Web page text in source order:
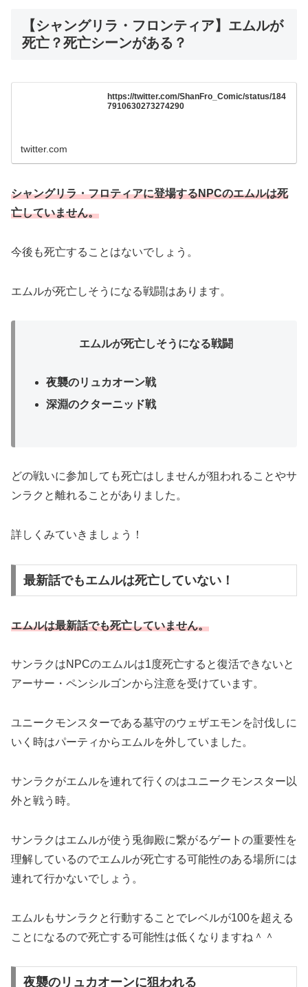
【シャングリラ・フロンティア】エムルが
死亡？死亡シーンがある？
https://twitter.com/ShanFro_Comic/status/184
7910630273274290
twitter.com
シャングリラ・フロティアに登場するNPCのエムルは死
亡していません。
今後も死亡することはないでしょう。
エムルが死亡しそうになる戦闘はあります。
エムルが死亡しそうになる戦闘
夜襲のリュカオーン戦
深淵のクターニッド戦
どの戦いに参加しても死亡はしませんが狙われることやサ
ンラクと離れることがありました。
詳しくみていきましょう！
最新話でもエムルは死亡していない！
エムルは最新話でも死亡していません。
サンラクはNPCのエムルは1度死亡すると復活できないと
アーサー・ペンシルゴンから注意を受けています。
ユニークモンスターである墓守のウェザエモンを討伐しに
いく時はパーティからエムルを外していました。
サンラクがエムルを連れて行くのはユニークモンスター以
外と戦う時。
サンラクはエムルが使う兎御殿に繋がるゲートの重要性を
理解しているのでエムルが死亡する可能性のある場所には
連れて行かないでしょう。
エムルもサンラクと行動することでレベルが100を超える
ことになるので死亡する可能性は低くなりますね＾＾
夜襲のリュカオーンに狙われる